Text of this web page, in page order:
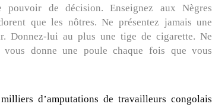
de décision. Enseignez aux Nègres
que les nôtres. Ne présentez jamais une
Donnez-lui au plus une tige de cigarette. Ne
donne une poule chaque fois que vous
d’amputations de travailleurs congolais